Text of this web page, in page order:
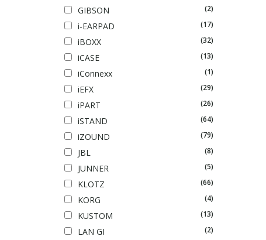
GIBSON (2)
i-EARPAD (17)
iBOXX (32)
iCASE (13)
iConnexx (1)
iEFX (29)
iPART (26)
iSTAND (64)
iZOUND (79)
JBL (8)
JUNNER (5)
KLOTZ (66)
KORG (4)
KUSTOM (13)
LAN GI (2)